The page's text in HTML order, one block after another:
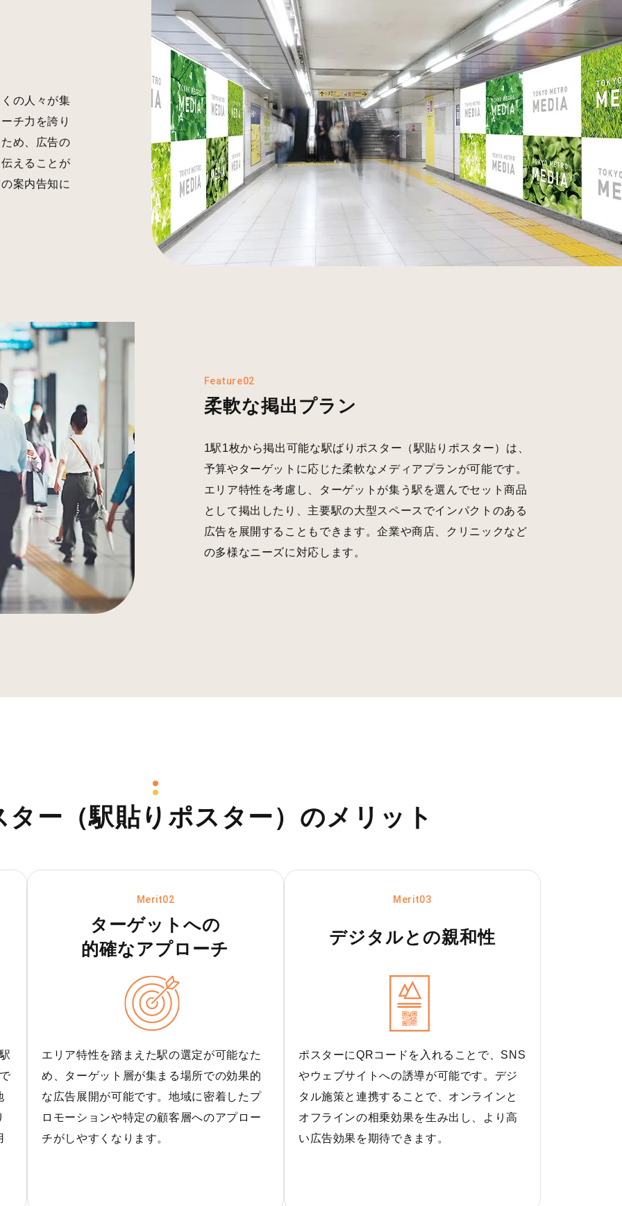
の人々が集
チ力を誇り
め、広告の
えることが
案内告知に
Feature02
柔軟な掲出プラン
1駅1枚から掲出可能な駅ばりポスター（駅貼りポスター）は、
予算やターゲットに応じた柔軟なメディアプランが可能です。
エリア特性を考慮し、ターゲットが集う駅を選んでセット商品
として掲出したり、主要駅の大型スペースでインパクトのある
広告を展開することもできます。企業や商店、クリニックなど
の多様なニーズに対応します。
ー（駅貼りポスター） のメリット
Merit02
ターゲットへの
的確なアプローチ
エリア特性を踏まえた駅の選定が可能なた
め、ターゲット層が集まる場所での効果的
な広告展開が可能です。地域に密着したプ
ロモーションや特定の顧客層へのアプロー
チがしやすくなります。
Merit03
デジタルとの親和性
ポスターにQRコードを入れることで、SNS
やウェブサイトへの誘導が可能です。デジ
タル施策と連携することで、オンラインと
オフラインの相乗効果を生み出し、より高
い広告効果を期待できます。